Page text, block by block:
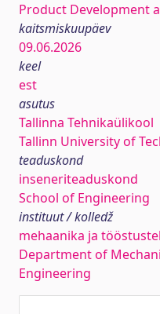
Product Development
kaitsmiskuupäev
09.06.2026
keel
est
asutus
Tallinna Tehnikaülikool
Tallinn University of
teaduskond
inseneriteaduskond
School of Engineering
instituut / kolledž
mehaanika ja
Department of
Engineering